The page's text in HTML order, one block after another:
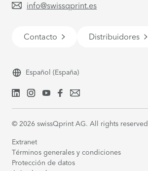
info@swissqprint.es
Contacto Distribuidores
Español (España)
© 2026 swissQprint AG. All rights reserved
Extranet
Términos generales y condiciones
Protección de datos